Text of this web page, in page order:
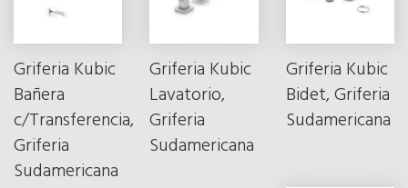
Griferia Kubic
Bañera
c/Transferencia,
Griferia
Sudamericana
Griferia Kubic
Lavatorio,
Griferia
Sudamericana
Griferia Kubic
Bidet, Griferia
Sudamericana